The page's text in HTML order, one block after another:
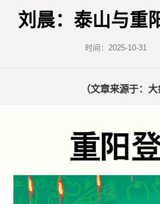
刘晨：泰山与重
时间：2025-10-31
（文章来源于：大